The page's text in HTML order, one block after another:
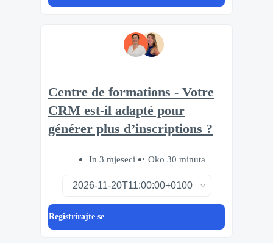
Centre de formations - Votre
CRM est-il adapté pour
générer plus d’inscriptions ?
In 3 mjeseci Oko 30 minuta
Registrirajte se